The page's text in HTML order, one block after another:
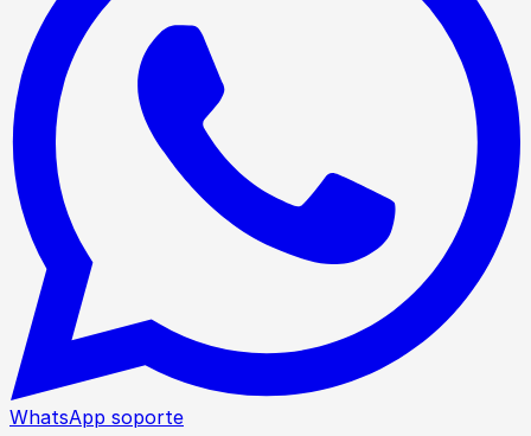
WhatsApp soporte